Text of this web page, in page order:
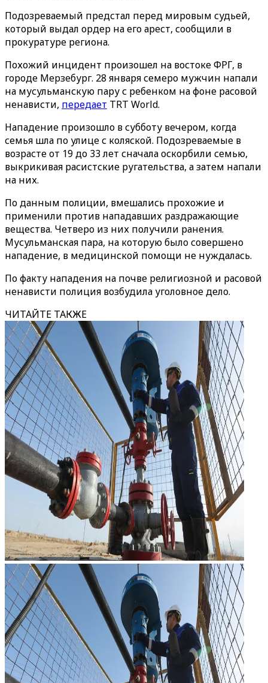
Подозреваемый предстал перед мировым судьей,
который выдал ордер на его арест, сообщили в
прокуратуре региона.
Похожий инцидент произошел на востоке ФРГ, в
городе Мерзебург. 28 января семеро мужчин напали
на мусульманскую пару с ребенком на фоне расовой
ненависти, передает TRT World.
Нападение произошло в субботу вечером, когда
семья шла по улице с коляской. Подозреваемые в
возрасте от 19 до 33 лет сначала оскорбили семью,
выкрикивая расистские ругательства, а затем напали
на них.
По данным полиции, вмешались прохожие и
применили против нападавших раздражающие
вещества. Четверо из них получили ранения.
Мусульманская пара, на которую было совершено
нападение, в медицинской помощи не нуждалась.
По факту нападения на почве религиозной и расовой
ненависти полиция возбудила уголовное дело.
ЧИТАЙТЕ ТАКЖЕ